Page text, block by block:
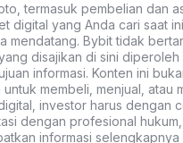
termasuk pembelian dan
digital yang Anda cari saat
mendatang. Bybit tidak
disajikan di sini
informasi. Konten ini
membeli, menjual, atau
investor harus dengan
dengan profesional
informasi selengkapnya